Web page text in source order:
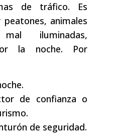
de tráfico. Es
animales
iluminadas,
la noche. Por
de confianza o
de seguridad.